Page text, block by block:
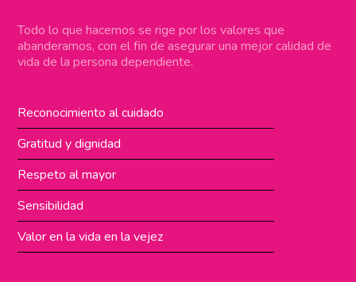
Todo lo que hacemos se rige por los valores que
abanderamos, con el fin de asegurar una mejor calidad de
vida de la persona dependiente.
Reconocimiento al cuidado
Gratitud y dignidad
Respeto al mayor
Sensibilidad
Valor en la vida en la vejez